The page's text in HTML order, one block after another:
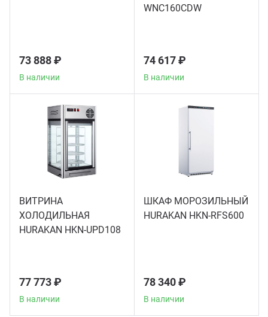
73 888 ₽
В наличии
WNC160CDW
74 617 ₽
В наличии
ВИТРИНА
ХОЛОДИЛЬНАЯ
HURAKAN HKN-UPD108
77 773 ₽
В наличии
ШКАФ МОРОЗИЛЬНЫЙ
HURAKAN HKN-RFS600
78 340 ₽
В наличии